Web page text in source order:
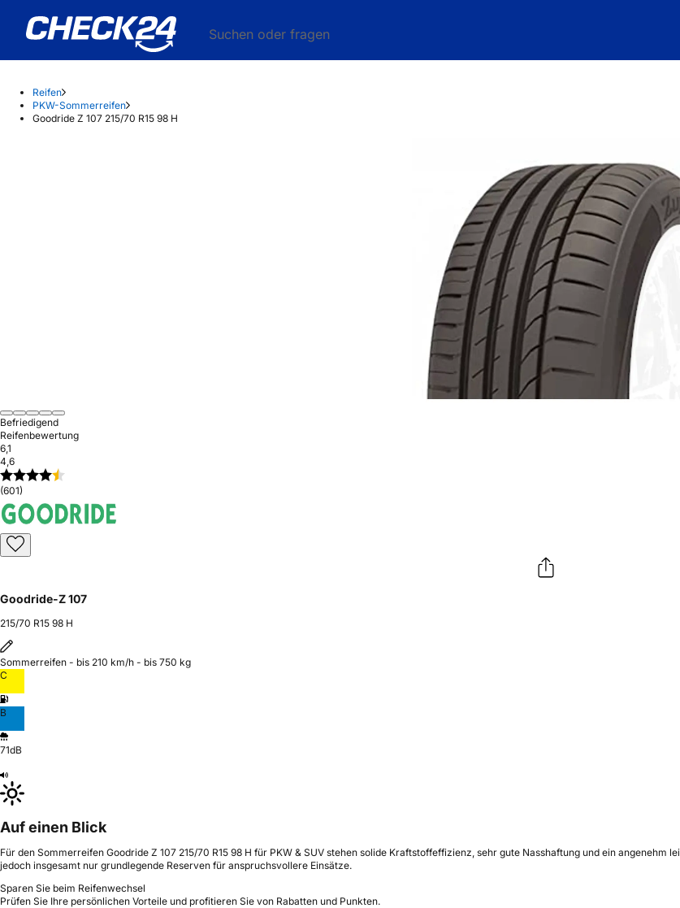
Suchen oder fragen
Reifen
PKW-Sommerreifen
Goodride Z 107 215/70 R15 98 H
Befriedigend
Reifenbewertung
6,1
4,6
(601)
Goodride-Z 107
215/70 R15 98 H
Sommerreifen - bis 210 km/h - bis 750 kg
C
B
71dB
Auf einen Blick
Für den Sommerreifen Goodride Z 107 215/70 R15 98 H für PKW & SUV stehen solide Kraftstoffeffizienz, sehr gute Nasshaftung und ein
jedoch insgesamt nur grundlegende Reserven für anspruchsvollere Einsätze.
Sparen Sie beim Reifenwechsel
Prüfen Sie Ihre persönlichen Vorteile und profitieren Sie von Rabatten und Punkten.